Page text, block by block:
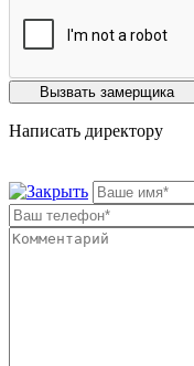
Написать директору